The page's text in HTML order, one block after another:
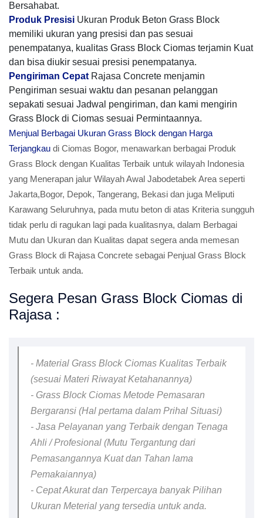
Bersahabat.
Produk Presisi Ukuran Produk Beton Grass Block
memiliki ukuran yang presisi dan pas sesuai
penempatanya, kualitas Grass Block Ciomas terjamin Kuat
dan bisa diukir sesuai presisi penempatanya.
Pengiriman Cepat Rajasa Concrete menjamin
Pengiriman sesuai waktu dan pesanan pelanggan
sepakati sesuai Jadwal pengiriman, dan kami mengirin
Grass Block di Ciomas sesuai Permintaannya.
Menjual Berbagai Ukuran Grass Block dengan Harga
Terjangkau di Ciomas Bogor, menawarkan berbagai Produk
Grass Block dengan Kualitas Terbaik untuk wilayah Indonesia
yang Menerapan jalur Wilayah Awal Jabodetabek Area seperti
Jakarta,Bogor, Depok, Tangerang, Bekasi dan juga Meliputi
Karawang Seluruhnya, pada mutu beton di atas Kriteria sungguh
tidak perlu di ragukan lagi pada kualitasnya, dalam Berbagai
Mutu dan Ukuran dan Kualitas dapat segera anda memesan
Grass Block di Rajasa Concrete sebagai Penjual Grass Block
Terbaik untuk anda.
Segera Pesan Grass Block Ciomas di
Rajasa :
- Material Grass Block Ciomas Kualitas Terbaik
(sesuai Materi Riwayat Ketahanannya)
- Grass Block Ciomas Metode Pemasaran
Bergaransi (Hal pertama dalam Prihal Situasi)
- Jasa Pelayanan yang Terbaik dengan Tenaga
Ahli / Profesional (Mutu Tergantung dari
Pemasangannya Kuat dan Tahan lama
Pemakaiannya)
- Cepat Akurat dan Terpercaya banyak Pilihan
Ukuran Meterial yang tersedia untuk anda.